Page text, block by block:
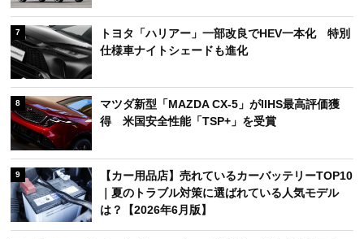
7
トヨタ「ハリアー」一部改良でHEV一本化 特別
仕様車ナイトシェードも進化
8
マツダ新型「MAZDA CX-5」がIIHS最高評価獲
得 米国安全性能「TSP+」を受賞
9
【カー用品店】売れているカーバッテリーTOP10
｜夏のトラブル対策に選ばれている人気モデル
は？【2026年6月版】